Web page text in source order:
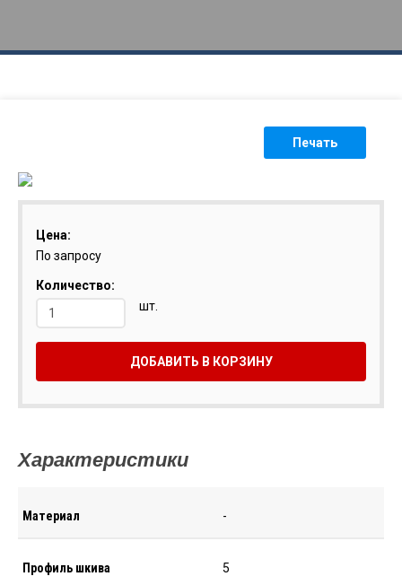
Печать
Цена:
По запросу
Количество:
шт.
ДОБАВИТЬ В КОРЗИНУ
Характеристики
Материал -
Профиль шкива 5